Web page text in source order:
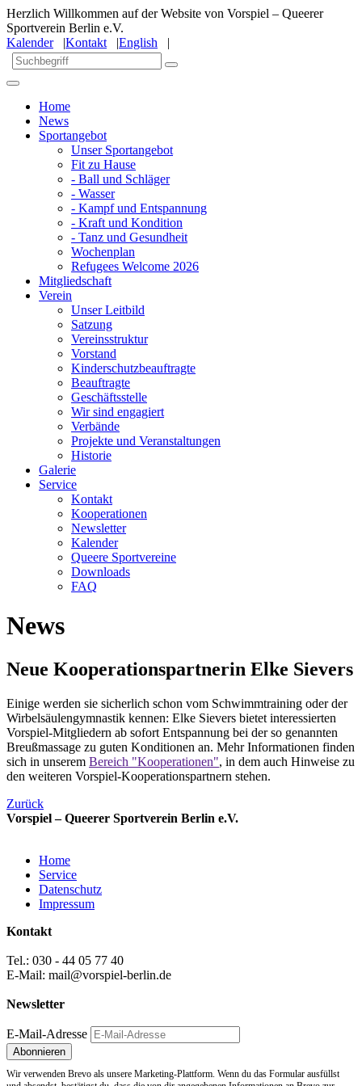
Herzlich Willkommen auf der Website von Vorspiel – Queerer
Sportverein Berlin e.V.
Kalender|Kontakt |English |
Home
News
Sportangebot
Unser Sportangebot
Fit zu Hause
- Ball und Schläger
- Wasser
- Kampf und Entspannung
- Kraft und Kondition
- Tanz und Gesundheit
Wochenplan
Refugees Welcome 2026
Mitgliedschaft
Verein
Unser Leitbild
Satzung
Vereinsstruktur
Vorstand
Kinderschutzbeauftragte
Beauftragte
Geschäftsstelle
Wir sind engagiert
Verbände
Projekte und Veranstaltungen
Historie
Galerie
Service
Kontakt
Kooperationen
Newsletter
Kalender
Queere Sportvereine
Downloads
FAQ
News
Neue Kooperationspartnerin Elke Sievers
Einige werden sie sicherlich schon vom Schwimmtraining oder der
Wirbelsäulengymnastik kennen: Elke Sievers bietet interessierten
Vorspiel-Mitgliedern ab sofort Entspannung bei der so genannten
Breußmassage zu guten Konditionen an. Mehr Informationen finden
sich in unserem Bereich "Kooperationen", in dem auch Hinweise zu
den weiteren Vorspiel-Kooperationspartnern stehen.
Zurück
Vorspiel – Queerer Sportverein Berlin e.V.
Home
Service
Datenschutz
Impressum
Kontakt
Tel.: 030 - 44 05 77 40
E-Mail: mail@vorspiel-berlin.de
Newsletter
E-Mail-Adresse
Wir verwenden Brevo als unsere Marketing-Plattform. Wenn du das Formular ausfüllst